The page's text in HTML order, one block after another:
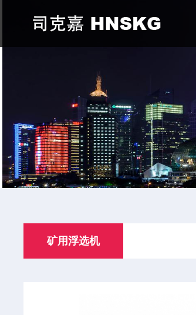
矿用浮选机